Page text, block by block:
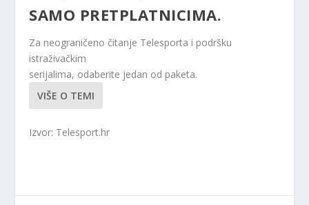
SAMO PRETPLATNICIMA.
Za neograničeno čitanje Telesporta i podršku
istraživačkim
serijalima, odaberite jedan od paketa.
VIŠE O TEMI
Izvor: Telesport.hr